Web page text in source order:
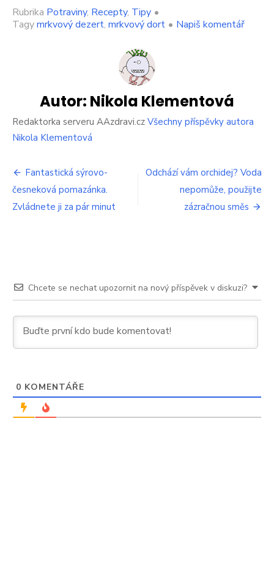
Rubrika Potraviny, Recepty, Tipy •
Tagymrkvový dezert, mrkvový dort • Napiš komentářon
a
Autor: Nikola Klementová
Redaktorka serveru AAzdravi.cz Všechny příspěvky autora
Nikola Klementová
Navigace
pro
příspěvek
Fantastická sýrovo-
česneková pomazánka.
Zvládnete ji za pár minut
Odchází vám orchidej? Voda
nepomůže, použijte
zázračnou směs
Chcete se nechat upozornit na nový příspěvek v diskuzi?
0 KOMENTÁŘE